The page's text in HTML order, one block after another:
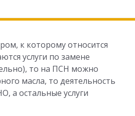
к которому относится
услуги по замене
то на ПСН можно
масла, то деятельность
а остальные услуги